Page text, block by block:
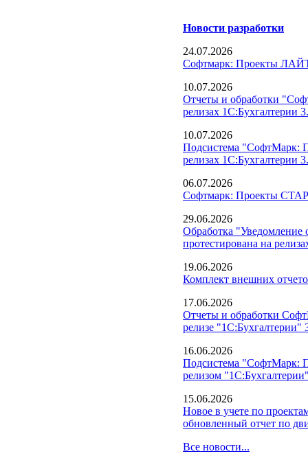
Новости разработки
24.07.2026
Софтмарк: Проекты
10.07.2026
Отчеты и обработки
релизах 1С:Бухгалтерии
10.07.2026
Подсистема "СофтМарк:
релизах 1С:Бухгалтерии
06.07.2026
Софтмарк: Проекты
29.06.2026
Обработка "Уведомление
протестирована на
19.06.2026
Комплект внешних
17.06.2026
Отчеты и обработки
релизе "1С:Бухгалтерии"
16.06.2026
Подсистема "СофтМарк:
релизом
15.06.2026
Новое в учете по
обновленный отчет по
Все новости...